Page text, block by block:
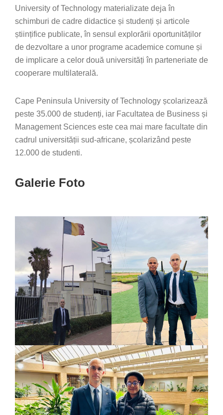
University of Technology materializate deja în
schimburi de cadre didactice și studenți și articole
științifice publicate, în sensul explorării oportunităților
de dezvoltare a unor programe academice comune și
de implicare a celor două universități în parteneriate de
cooperare multilaterală.
Cape Peninsula University of Technology școlarizează
peste 35.000 de studenți, iar Facultatea de Business și
Management Sciences este cea mai mare facultate din
cadrul universității sud-africane, școlarizând peste
12.000 de studenti.
Galerie Foto